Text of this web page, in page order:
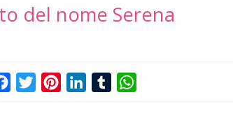
del nome Serena
FacebookTwitterPinterestLinkedInTumblr